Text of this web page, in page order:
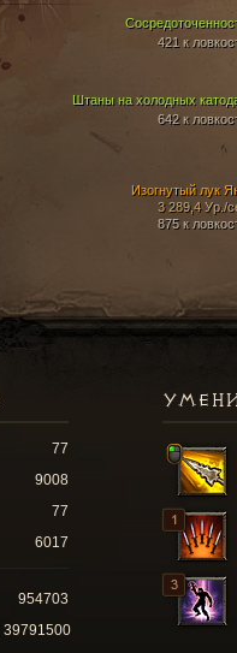
Штаны на холодных
642 к
Изогнутый лук
3 289,4 Ур./
875 к
421 к
77
9008
77
6017
954703
39791500